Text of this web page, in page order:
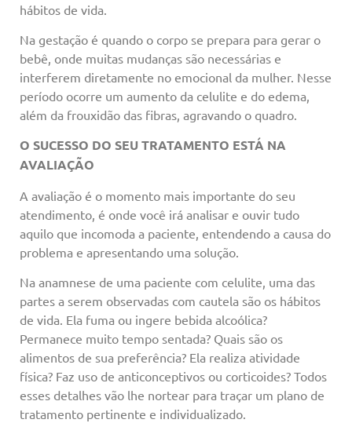
hábitos de vida.
Na gestação é quando o corpo se prepara para gerar o
bebê, onde muitas mudanças são necessárias e
interferem diretamente no emocional da mulher. Nesse
período ocorre um aumento da celulite e do edema,
além da frouxidão das fibras, agravando o quadro.
O SUCESSO DO SEU TRATAMENTO ESTÁ NA
AVALIAÇÃO
A avaliação é o momento mais importante do seu
atendimento, é onde você irá analisar e ouvir tudo
aquilo que incomoda a paciente, entendendo a causa do
problema e apresentando uma solução.
Na anamnese de uma paciente com celulite, uma das
partes a serem observadas com cautela são os hábitos
de vida. Ela fuma ou ingere bebida alcoólica?
Permanece muito tempo sentada? Quais são os
alimentos de sua preferência? Ela realiza atividade
física? Faz uso de anticonceptivos ou corticoides? Todos
esses detalhes vão lhe nortear para traçar um plano de
tratamento pertinente e individualizado.